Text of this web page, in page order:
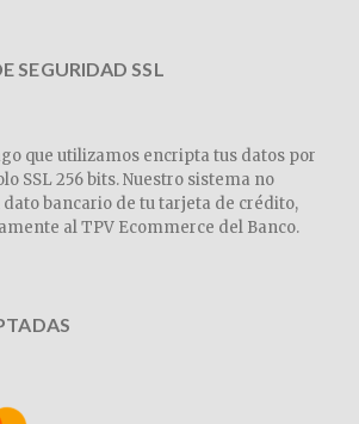
SEGURIDAD SSL
que utilizamos encripta tus datos por
SSL 256 bits. Nuestro sistema no
bancario de tu tarjeta de crédito,
al TPV Ecommerce del Banco.